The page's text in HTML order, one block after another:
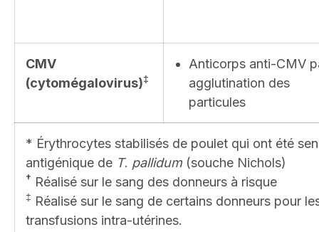
CMV
(cytomégalovirus)‡
Anticorps anti-CMV
agglutination des
particules
* Érythrocytes stabilisés de poulet qui ont été
antigénique de T. pallidum(souche Nichols)
† Réalisé sur le sang des donneurs à risque
‡ Réalisé sur le sang de certains donneurs pour
transfusions intra-utérines.